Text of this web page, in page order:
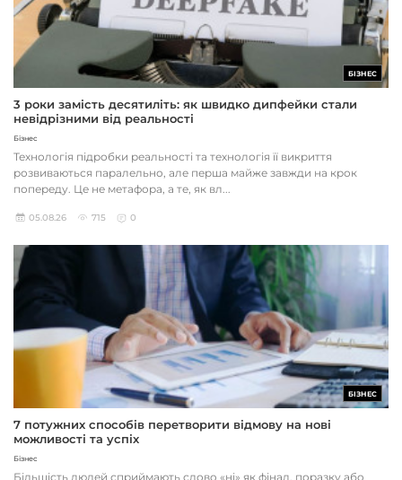
БІЗНЕС
3 роки замість десятиліть: як швидко дипфейки стали
невідрізними від реальності
Бізнес
Технологія підробки реальності та технологія її викриття
розвиваються паралельно, але перша майже завжди на крок
попереду. Це не метафора, а те, як вл...
05.08.26 715 0
БІЗНЕС
7 потужних способів перетворити відмову на нові
можливості та успіх
Бізнес
Більшість людей сприймають слово «ні» як фінал, поразку або